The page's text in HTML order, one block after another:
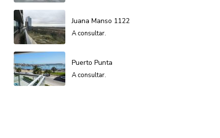
Juana Manso 1122
A consultar.
Puerto Punta
A consultar.